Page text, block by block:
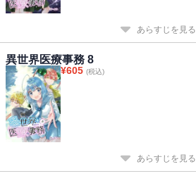
あらすじを見る
異世界医療事務 8
¥605 (税込)
あらすじを見る